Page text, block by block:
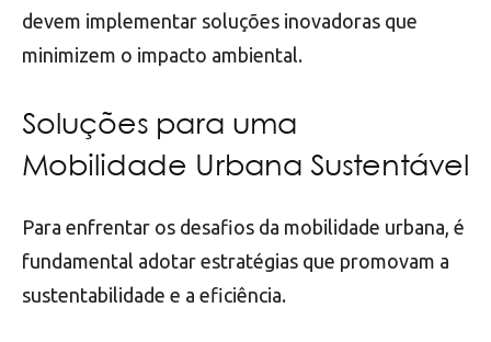
devem implementar soluções inovadoras que
minimizem o impacto ambiental.
Soluções para uma
Mobilidade Urbana Sustentável
Para enfrentar os desafios da mobilidade urbana, é
fundamental adotar estratégias que promovam a
sustentabilidade e a eficiência.